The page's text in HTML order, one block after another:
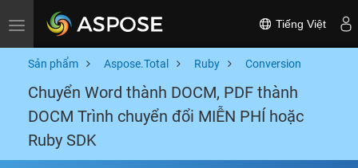
Toggle navigation Tiếng Việt
Sản phẩm Aspose.Total Ruby Conversion
Chuyển Word thành DOCM, PDF thành
DOCM Trình chuyển đổi MIỄN PHÍ hoặc
Ruby SDK